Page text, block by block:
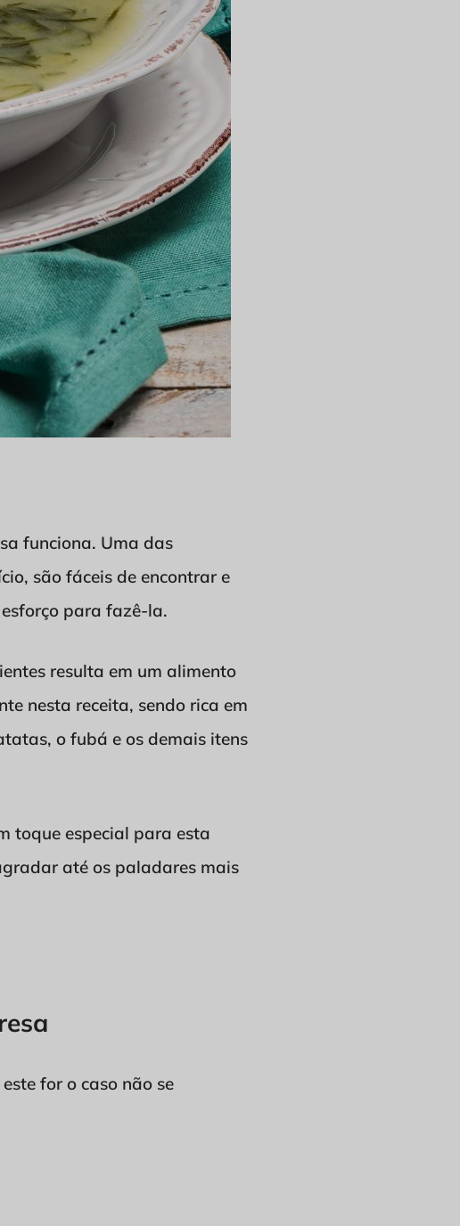
funciona. Uma das
são fáceis de encontrar e
para fazê-la.
resulta em um alimento
nesta receita, sendo rica em
o fubá e os demais itens
toque especial para esta
até os paladares mais
for o caso não se